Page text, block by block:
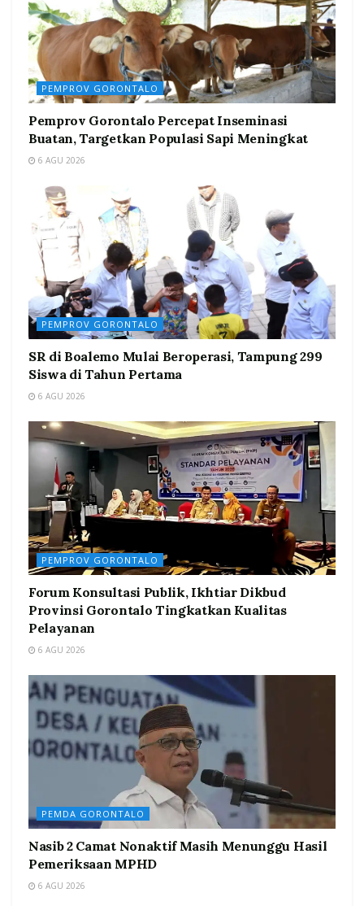
PEMPROV GORONTALO
Pemprov Gorontalo Percepat Inseminasi
Buatan, Targetkan Populasi Sapi Meningkat
6 AGU 2026
PEMPROV GORONTALO
SR di Boalemo Mulai Beroperasi, Tampung 299
Siswa di Tahun Pertama
6 AGU 2026
PEMPROV GORONTALO
Forum Konsultasi Publik, Ikhtiar Dikbud
Provinsi Gorontalo Tingkatkan Kualitas
Pelayanan
6 AGU 2026
PEMDA GORONTALO
Nasib 2 Camat Nonaktif Masih Menunggu Hasil
Pemeriksaan MPHD
6 AGU 2026